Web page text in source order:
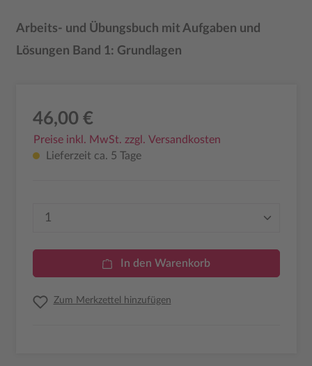
Arbeits- und Übungsbuch mit Aufgaben und
Lösungen Band 1: Grundlagen
46,00 €
Preise inkl. MwSt. zzgl. Versandkosten
Lieferzeit ca. 5 Tage
Produkt Anzahl: Gib den gewünschten
In den Warenkorb
Zum Merkzettel hinzufügen